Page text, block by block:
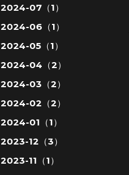
2024-07（1）
2024-06（1）
2024-05（1）
2024-04（2）
2024-03（2）
2024-02（2）
2024-01（1）
2023-12（3）
2023-11（1）